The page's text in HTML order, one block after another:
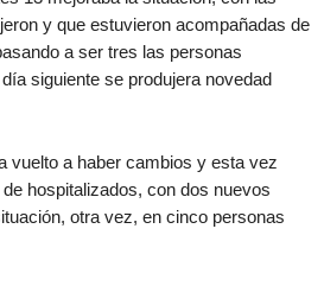
y que estuvieron acompañadas de
a ser tres las personas
siguiente se produjera novedad
vuelto a haber cambios y esta vez
hospitalizados, con dos nuevos
otra vez, en cinco personas